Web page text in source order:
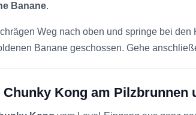
Banane.
Weg nach oben und springe bei
Banane geschossen. Gehe
Chunky Kong am Pilzbrunnen